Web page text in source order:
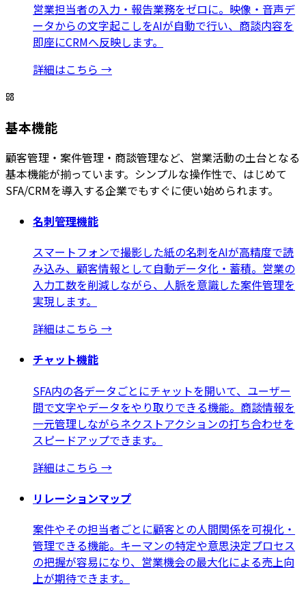
営業担当者の入力・報告業務をゼロに。映像・音声デ
ータからの文字起こしをAIが自動で行い、商談内容を
即座にCRMへ反映します。
詳細はこちら →
基本機能
顧客管理・案件管理・商談管理など、営業活動の土台となる
基本機能が揃っています。シンプルな操作性で、はじめて
SFA/CRMを導入する企業でもすぐに使い始められます。
名刺管理機能
スマートフォンで撮影した紙の名刺をAIが高精度で読
み込み、顧客情報として自動データ化・蓄積。営業の
入力工数を削減しながら、人脈を意識した案件管理を
実現します。
詳細はこちら →
チャット機能
SFA内の各データごとにチャットを開いて、ユーザー
間で文字やデータをやり取りできる機能。商談情報を
一元管理しながらネクストアクションの打ち合わせを
スピードアップできます。
詳細はこちら →
リレーションマップ
案件やその担当者ごとに顧客との人間関係を可視化・
管理できる機能。キーマンの特定や意思決定プロセス
の把握が容易になり、営業機会の最大化による売上向
上が期待できます。